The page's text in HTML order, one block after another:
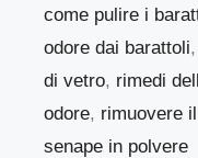
come pulire i
odore dai barattoli,
di vetro, rimedi
odore, rimuovere
senape in polvere